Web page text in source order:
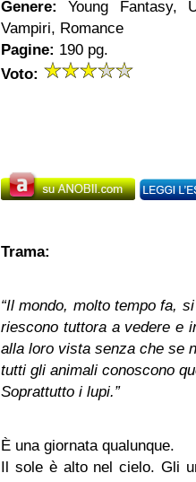
Genere:
Young Fantasy,
Vampiri, Romance
Pagine: 190 pg.
Voto:
Trama:
“Il mondo, molto tempo fa,
riescono tuttora a vedere e
alla loro vista senza che se
tutti gli animali conoscono
Soprattutto i lupi.”
È una giornata qualunque.
Il sole è alto nel cielo. Gli